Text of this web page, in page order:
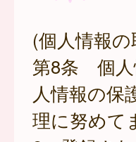
(個人情報
第8条 個人
人情報の保
理に努めて